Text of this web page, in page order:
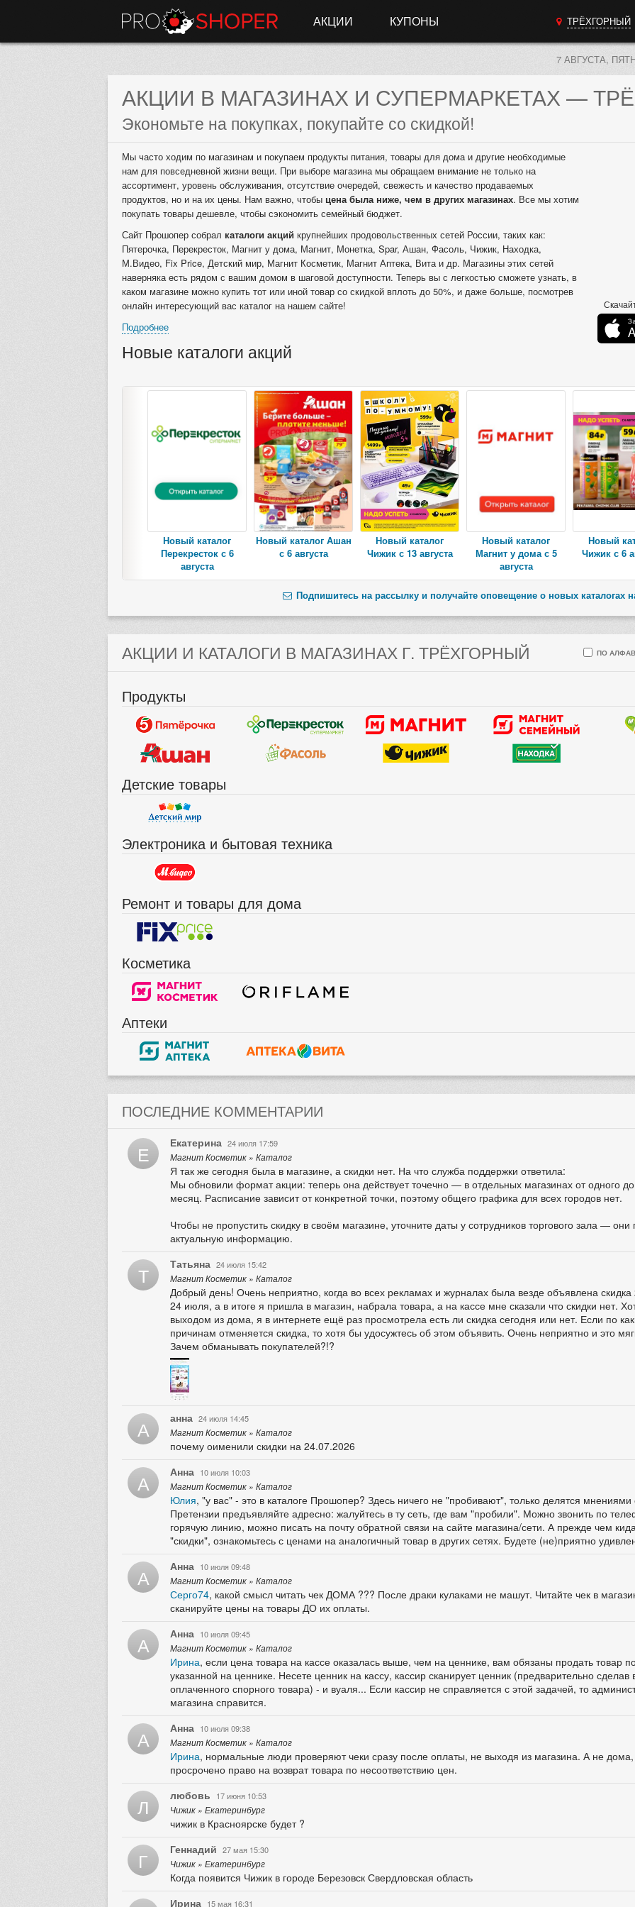
АКЦИИ КУПОНЫ ТРЁХГОРНЫЙ
7 АВГУСТА,
АКЦИИ В МАГАЗИНАХ И СУПЕРМАРКЕТАХ —
Экономьте на покупках, покупайте со скидкой!
Мы часто ходим по магазинам и покупаем продукты питания, товары для дома и другие необходимые
нам для повседневной жизни вещи. При выборе магазина мы обращаем внимание не только на
ассортимент, уровень обслуживания, отсутствие очередей, свежесть и качество продаваемых
продуктов, но и на их цены. Нам важно, чтобы цена была ниже, чем в других магазинах. Все мы хотим
покупать товары дешевле, чтобы сэкономить семейный бюджет.
Сайт Прошопер собрал каталоги акций крупнейших продовольственных сетей России, таких как:
Пятерочка, Перекресток, Магнит у дома, Магнит, Монетка, Spar, Ашан, Фасоль, Чижик, Находка,
М.Видео, Fix Price, Детский мир, Магнит Косметик, Магнит Аптека, Вита и др. Магазины этих сетей
наверняка есть рядом с вашим домом в шаговой доступности. Теперь вы с легкостью сможете узнать, в
каком магазине можно купить тот или иной товар со скидкой вплоть до 50%, и даже больше, посмотрев
онлайн интересующий вас каталог на нашем сайте!
Подробнее
Новые каталоги акций
Новый каталог
Перекресток с 6
августа
Новый каталог Ашан
с 6 августа
Новый каталог
Чижик с 13 августа
Новый каталог
Магнит у дома с 5
августа
Новый
Чижик с 6
Подпишитесь на рассылку и получайте оповещение о новых каталогах
АКЦИИ И КАТАЛОГИ В МАГАЗИНАХ Г. ТРЁХГОРНЫЙ ПО
Продукты
Детские товары
Электроника и бытовая техника
Ремонт и товары для дома
Косметика
Аптеки
ПОСЛЕДНИЕ КОММЕНТАРИИ
Е Екатерина 24 июля 17:59
Магнит Косметик » Каталог
Я так же сегодня была в магазине, а скидки нет. На что служба поддержки ответила:
Мы обновили формат акции: теперь она действует точечно — в отдельных магазинах от одного до
месяц. Расписание зависит от конкретной точки, поэтому общего графика для всех городов нет.
Чтобы не пропустить скидку в своём магазине, уточните даты у сотрудников торгового зала — они
актуальную информацию.
Т Татьяна 24 июля 15:42
Магнит Косметик » Каталог
Добрый день! Очень неприятно, когда во всех рекламах и журналах была везде объявлена скидка
24 июля, а в итоге я пришла в магазин, набрала товара, а на кассе мне сказали что скидки нет.
выходом из дома, я в интернете ещё раз просмотрела есть ли скидка сегодня или нет. Если по
причинам отменяется скидка, то хотя бы удосужтесь об этом объявить. Очень неприятно и это
Зачем обманывать покупателей?!?
А анна 24 июля 14:45
Магнит Косметик » Каталог
почему оименили скидки на 24.07.2026
А Анна 10 июля 10:03
Магнит Косметик » Каталог
Юлия, "у вас" - это в каталоге Прошопер? Здесь ничего не "пробивают", только делятся мнениями
Претензии предъявляйте адресно: жалуйтесь в ту сеть, где вам "пробили". Можно звонить по
горячую линию, можно писать на почту обратной связи на сайте магазина/сети. А прежде чем
"скидки", ознакомьтесь с ценами на аналогичный товар в других сетях. Будете (не)приятно
А Анна 10 июля 09:48
Магнит Косметик » Каталог
Серго74, какой смысл читать чек ДОМА ??? После драки кулаками не машут. Читайте чек в
сканируйте цены на товары ДО их оплаты.
А Анна 10 июля 09:45
Магнит Косметик » Каталог
Ирина, если цена товара на кассе оказалась выше, чем на ценнике, вам обязаны продать товар
указанной на ценнике. Несете ценник на кассу, кассир сканирует ценник (предварительно сделав
оплаченного спорного товара) - и вуаля... Если кассир не справляется с этой задачей, то
магазина справится.
А Анна 10 июля 09:38
Магнит Косметик » Каталог
Ирина, нормальные люди проверяют чеки сразу после оплаты, не выходя из магазина. А не дома,
просрочено право на возврат товара по несоответствию цен.
Л любовь
17 июня 10:53
Чижик » Екатеринбург
чижик в Красноярске будет ?
Г Геннадий 27 мая 15:30
Чижик » Екатеринбург
Когда появится Чижик в городе Березовск Свердловская область
Ирина 15 мая 16:31